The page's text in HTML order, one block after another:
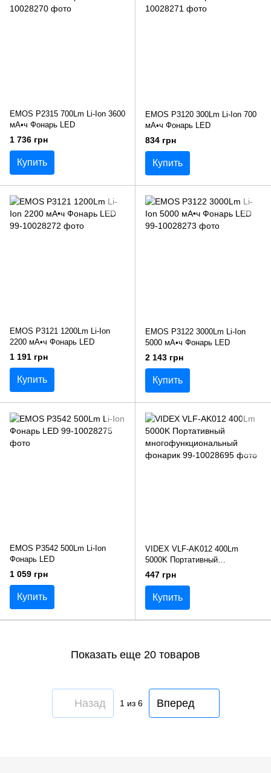
EMOS P2315 700Lm Li-Ion 3600
мА•ч Фонарь LED
1 736 грн
Купить
EMOS P3120 300Lm Li-Ion 700
мА•ч Фонарь LED
834 грн
Купить
EMOS P3121 1200Lm Li-Ion
2200 мА•ч Фонарь LED
1 191 грн
Купить
EMOS P3122 3000Lm Li-Ion
5000 мА•ч Фонарь LED
2 143 грн
Купить
EMOS P3542 500Lm Li-Ion
Фонарь LED
1 059 грн
Купить
VIDEX VLF-AK012 400Lm
5000K Портативный
многофункциональный
фонарик
447 грн
Купить
Показать еще 20 товаров
Назад 1из 6 Вперед